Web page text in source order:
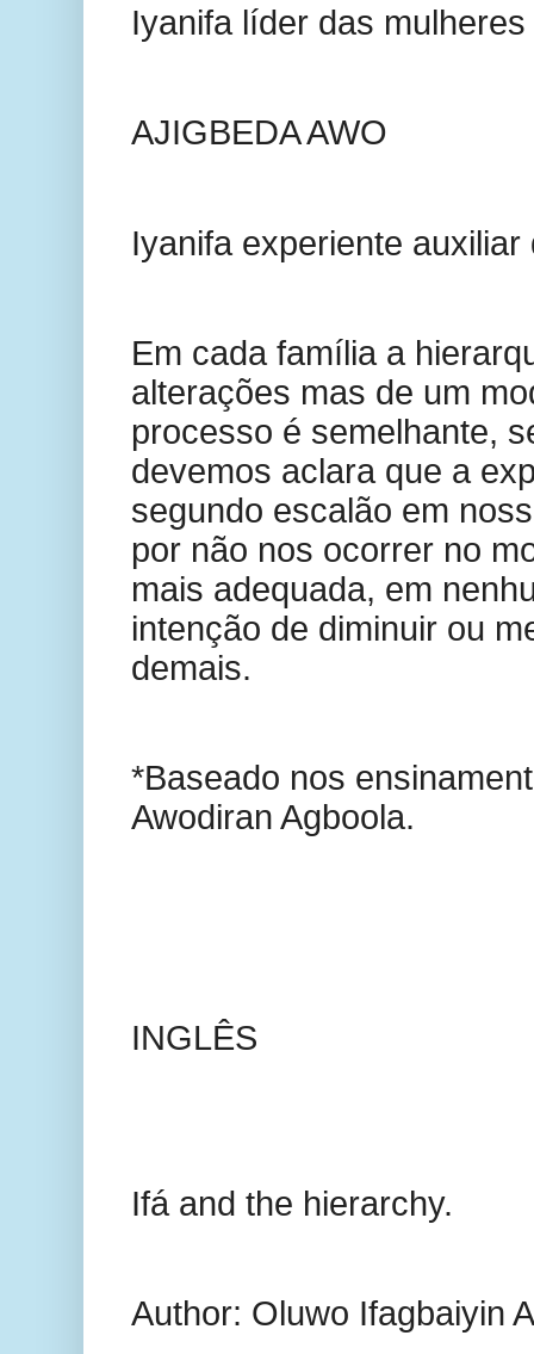
Iyanifa líder das
AJIGBEDA AWO
Iyanifa experiente auxiliar
Em cada família a
alterações mas de um
processo é semelhante,
devemos aclara que a
segundo escalão em
por não nos ocorrer no
mais adequada, em
intenção de diminuir ou
demais.
*Baseado nos
Awodiran Agboola.
INGLÊS
Ifá and the hierarchy.
Author: Oluwo Ifagbaiyin